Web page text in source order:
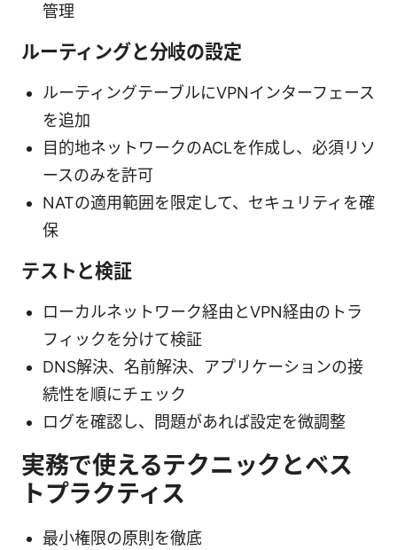
管理
ルーティングと分岐の設定
ルーティングテーブルにVPNインターフェース
を追加
目的地ネットワークのACLを作成し、必須リソ
ースのみを許可
NATの適用範囲を限定して、セキュリティを確
保
テストと検証
ローカルネットワーク経由とVPN経由のトラ
フィックを分けて検証
DNS解決、名前解決、アプリケーションの接
続性を順にチェック
ログを確認し、問題があれば設定を微調整
実務で使えるテクニックとベス
トプラクティス
最小権限の原則を徹底